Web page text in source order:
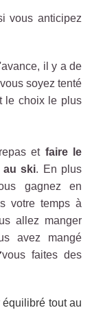
vous anticipez
il y a de
soyez tenté
le choix le plus
etfaire le
au ski. En plus
gagnez en
votre temps à
allez manger
avez mangé
faites des
équilibré tout au